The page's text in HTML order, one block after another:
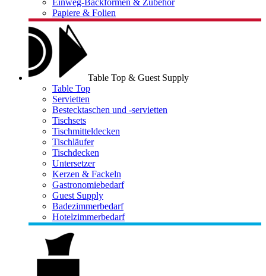
Einweg-Backformen & Zubehör
Papiere & Folien
Table Top & Guest Supply
Table Top
Servietten
Bestecktaschen und -servietten
Tischsets
Tischmitteldecken
Tischläufer
Tischdecken
Untersetzer
Kerzen & Fackeln
Gastronomiebedarf
Guest Supply
Badezimmerbedarf
Hotelzimmerbedarf